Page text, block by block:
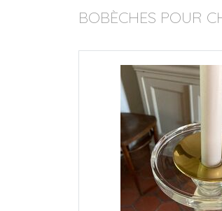
BOBÈCHES POUR